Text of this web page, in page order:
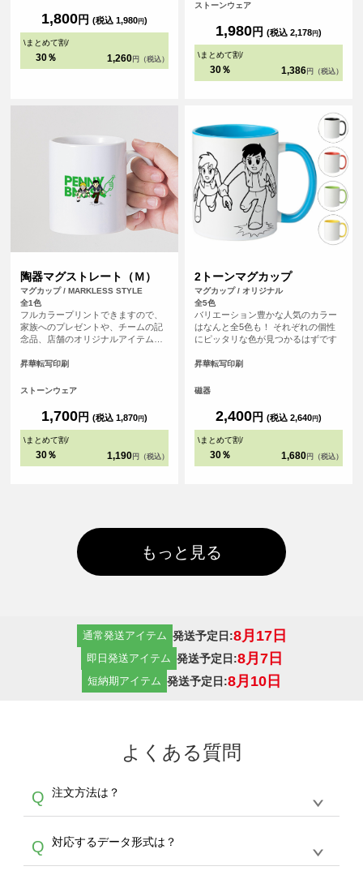
1,800円 (税込 1,980円)
\まとめて割/
30％ 1,260 円（税込）
ストーンウェア
1,980円 (税込 2,178円)
\まとめて割/
30％ 1,386 円（税込）
陶器マグストレート（Ｍ）
マグカップ / MARKLESS STYLE
全1色
フルカラープリントできますので、
家族へのプレゼントや、チームの記
念品、店舗のオリジナルアイテムと
す。
昇華転写印刷
ストーンウェア
1,700円 (税込 1,870円)
\まとめて割/
30％ 1,190 円（税込）
2トーンマグカップ
マグカップ / オリジナル
全5色
バリエーション豊かな人気のカラー
はなんと全5色も！ それぞれの個性
にピッタリな色が見つかるはずです
昇華転写印刷
磁器
2,400円 (税込 2,640円)
\まとめて割/
30％ 1,680 円（税込）
もっと見る
通常発送アイテム 発送予定日:8月17日
即日発送アイテム 発送予定日:8月7日
短納期アイテム 発送予定日:8月10日
よくある質問
Q 注文方法は？
A
生産にて承っております。デザインツールから
デザインの作成から決済まで完了できます。
Q 対応するデータ形式は？